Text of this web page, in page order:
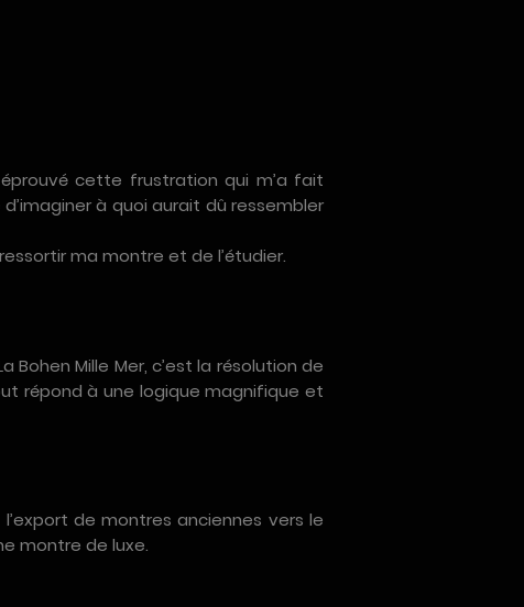
cette frustration qui m’a fait
à quoi aurait dû ressembler
ma montre et de l’étudier.
Mille Mer, c’est la résolution de
répond à une logique magnifique et
de montres anciennes vers le
montre de luxe.